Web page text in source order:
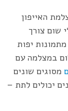
האייפון
שום צורך
יפות
במצלמה עם
מסוגים שונים
יכולים לתת –